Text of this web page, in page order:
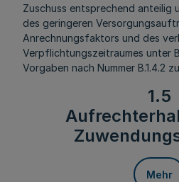
Zuschuss entsprechend anteilig
des geringeren
Anrechnungsfaktors und des
Verpflichtungszeitraumes unter
Vorgaben nach Nummer B.1.4.2
1.5
Mehr